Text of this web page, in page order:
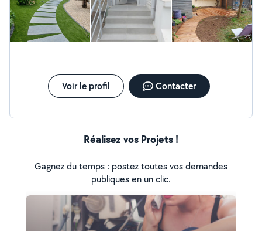
Voir le profil Contacter
Réalisez vos Projets !
Gagnez du temps : postez toutes vos demandes
publiques en un clic.